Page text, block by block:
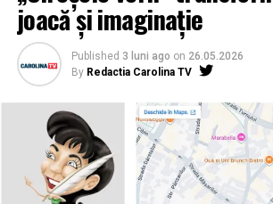
joacă și imaginație
Published 3 luni ago on 26.05.2026
By Redactia Carolina TV